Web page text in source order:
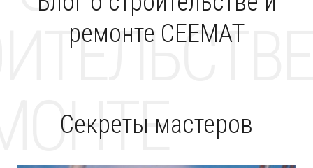
ремонте CEEMAT
Секреты мастеров